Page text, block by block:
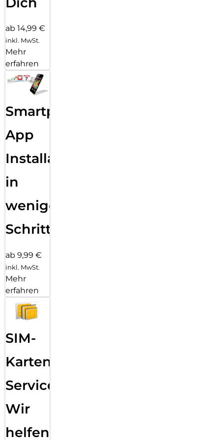
ab 14,99 €
inkl. MwSt.
Mehr
erfahren
Smartphone
App
Installation
in
wenigen
Schritten
ab 9,99 €
inkl. MwSt.
Mehr
erfahren
SIM-
Karten
Service:
Wir
helfen